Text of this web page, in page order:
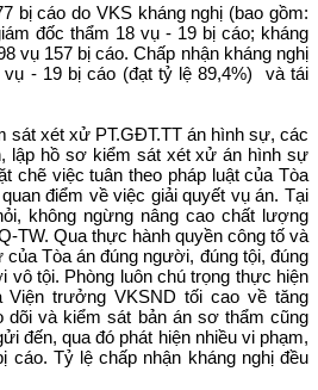
bị cáo do VKS kháng nghị (bao gồm:
đốc thẩm 18 vụ - 19 bị cáo; kháng
vụ 157 bị cáo. Chấp nhận kháng nghị
- 19 bị cáo (đạt tỷ lệ 89,4%) và tái
sát xét xử PT.GĐT.TT án hình sự, các
lập hồ sơ kiểm sát xét xử án hình sự
chẽ việc tuân theo pháp luật của Tòa
điểm về việc giải quyết vụ án. Tại
không ngừng nâng cao chất lượng
TW. Qua thực hành quyền công tố và
Tòa án đúng người, đúng tội, đúng
vô tội. Phòng luôn chú trọng thực hiện
Viện trưởng VKSND tối cao về tăng
và kiểm sát bản án sơ thẩm cũng
đến, qua đó phát hiện nhiều vi phạm,
cáo. Tỷ lệ chấp nhận kháng nghị đều